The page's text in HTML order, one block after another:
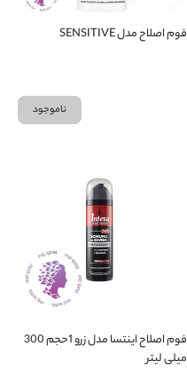
فوم اصلاح مدل SENSITIVE
ناموجود
فوم اصلاح اینتسا مدل زرو 1حجم 300
میلی لیتر